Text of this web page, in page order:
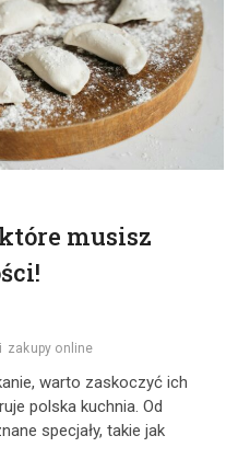
musisz
zakupy online
warto zaskoczyć ich
polska kuchnia. Od
specjały, takie jak